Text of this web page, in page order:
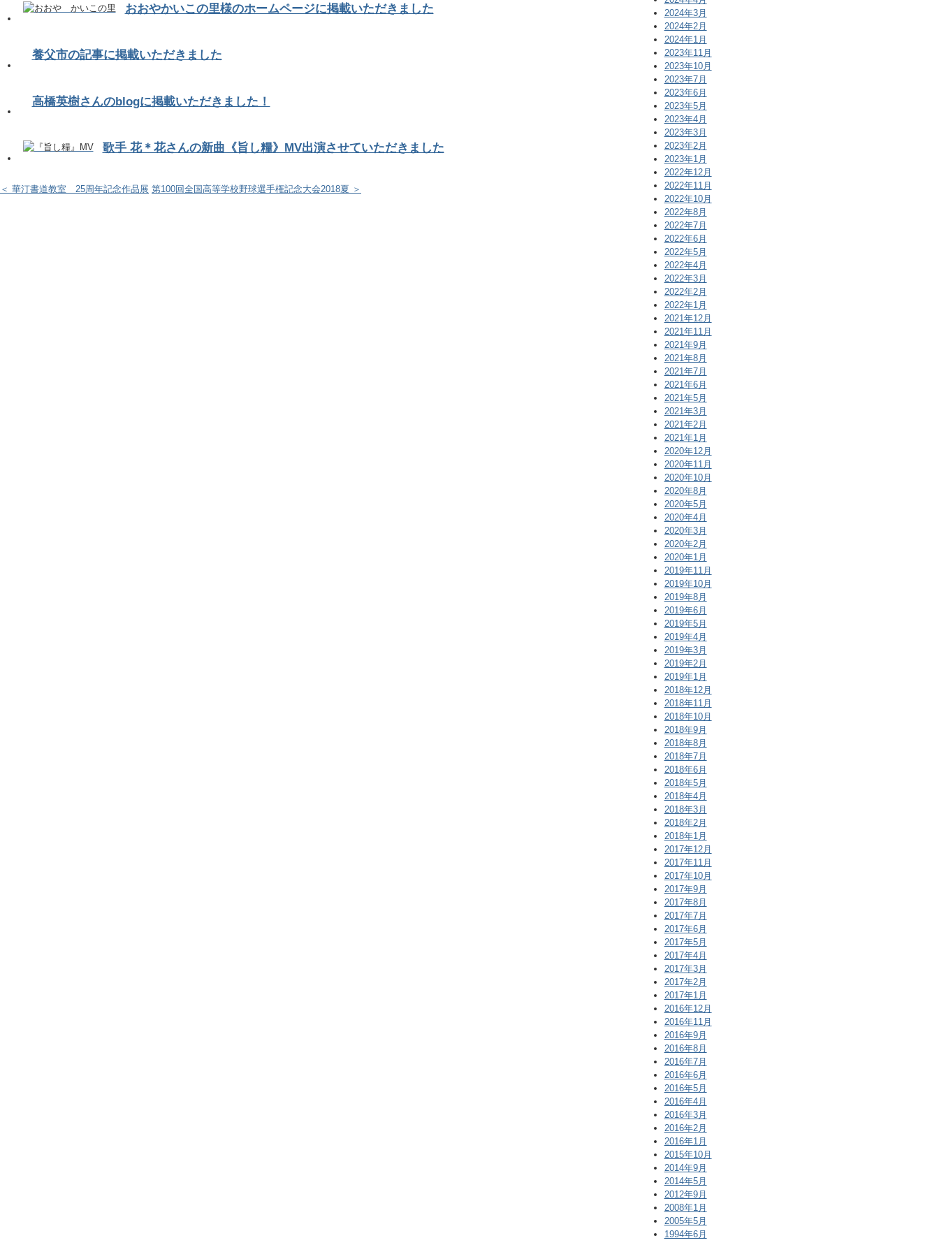
おおやかいこの里様のホームページに掲載いただきました
養父市の記事に掲載いただきました
高橋英樹さんのblogに掲載いただきました！
歌手 花＊花さんの新曲《旨し糧》MV出演させていただきました
＜ 華汀書道教室 25周年記念作品展 第100回全国高等学校野球選手権記念大会2018夏 ＞
2024年3月
2024年2月
2024年1月
2023年11月
2023年10月
2023年7月
2023年6月
2023年5月
2023年4月
2023年3月
2023年2月
2023年1月
2022年12月
2022年11月
2022年10月
2022年8月
2022年7月
2022年6月
2022年5月
2022年4月
2022年3月
2022年2月
2022年1月
2021年12月
2021年11月
2021年9月
2021年8月
2021年7月
2021年6月
2021年5月
2021年3月
2021年2月
2021年1月
2020年12月
2020年11月
2020年10月
2020年8月
2020年5月
2020年4月
2020年3月
2020年2月
2020年1月
2019年11月
2019年10月
2019年8月
2019年6月
2019年5月
2019年4月
2019年3月
2019年2月
2019年1月
2018年12月
2018年11月
2018年10月
2018年9月
2018年8月
2018年7月
2018年6月
2018年5月
2018年4月
2018年3月
2018年2月
2018年1月
2017年12月
2017年11月
2017年10月
2017年9月
2017年8月
2017年7月
2017年6月
2017年5月
2017年4月
2017年3月
2017年2月
2017年1月
2016年12月
2016年11月
2016年9月
2016年8月
2016年7月
2016年6月
2016年5月
2016年4月
2016年3月
2016年2月
2016年1月
2015年10月
2014年9月
2014年5月
2012年9月
2008年1月
2005年5月
1994年6月